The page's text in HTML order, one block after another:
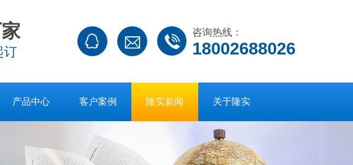
订
咨询热线：
18002688026
产品中心 客户案例 隆实新闻 关于隆实